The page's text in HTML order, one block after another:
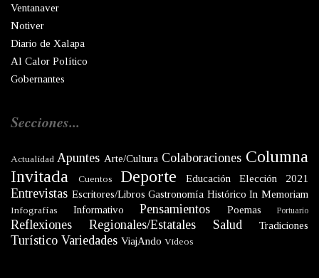
Ventanaver
Notiver
Diario de Xalapa
Al Calor Político
Gobernantes
Secciones...
Actualidad Apuntes Arte/Cultura Colaboraciones Columna
Invitada
Cuentos Deporte Educación Elección 2021
Entrevistas Escritores/Libros Gastronomía Histórico In Memoriam
Infografías Informativo Pensamientos Poemas Portuario
Reflexiones Regionales/Estatales Salud Tradiciones
Turístico Variedades ViajAndo Videos